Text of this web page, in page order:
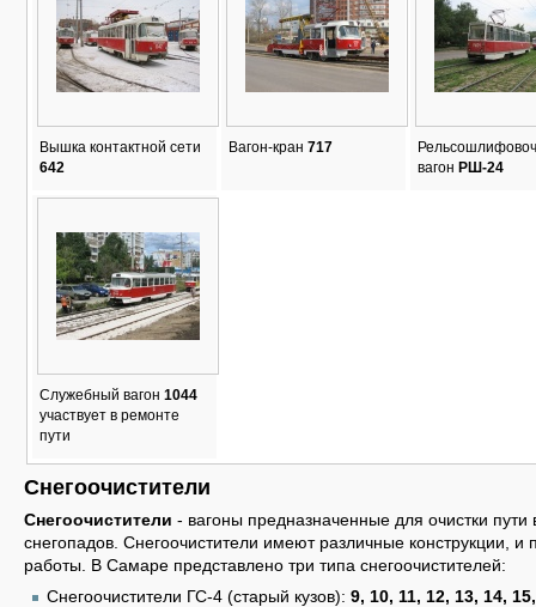
Вышка контактной сети
642
Вагон-кран 717
вагон РШ-24
Служебный вагон 1044
участвует в ремонте
пути
Снегоочистители
Снегоочистители - вагоны предназначенные для очистки пути
снегопадов. Снегоочистители имеют различные конструкции, и
работы. В Самаре представлено три типа снегоочистителей:
Снегоочистители ГС-4 (старый кузов):9, 10, 11, 12, 13, 14,